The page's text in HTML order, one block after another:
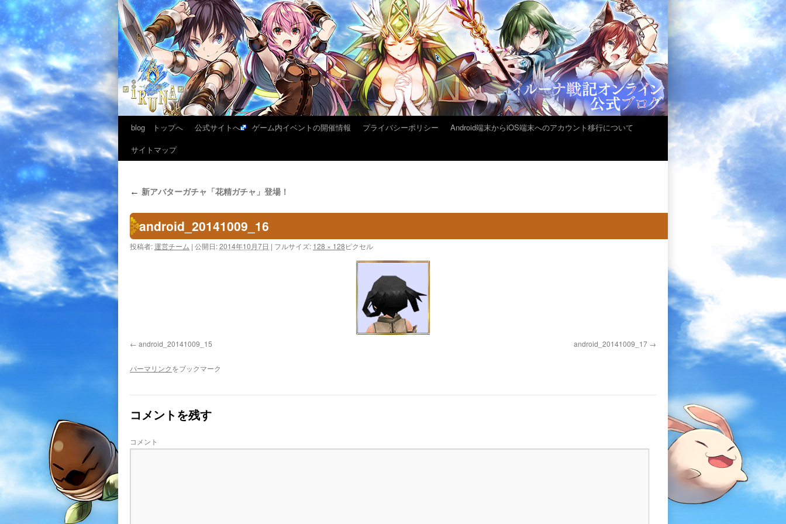
blog トップへ 公式サイトへ ゲーム内イベントの開催情報 プライバシーポリシー
Android端末からiOS端末へのアカウント移行について
サイトマップ
← 新アバターガチャ「花精ガチャ」登場！
android_20141009_16
投稿者:運営チーム | 公開日:2014年10月7日 | フルサイズ: 128 × 128ピクセル
android_20141009_15 android_20141009_17
パーマリンクをブックマーク
コメントを残す
コメント